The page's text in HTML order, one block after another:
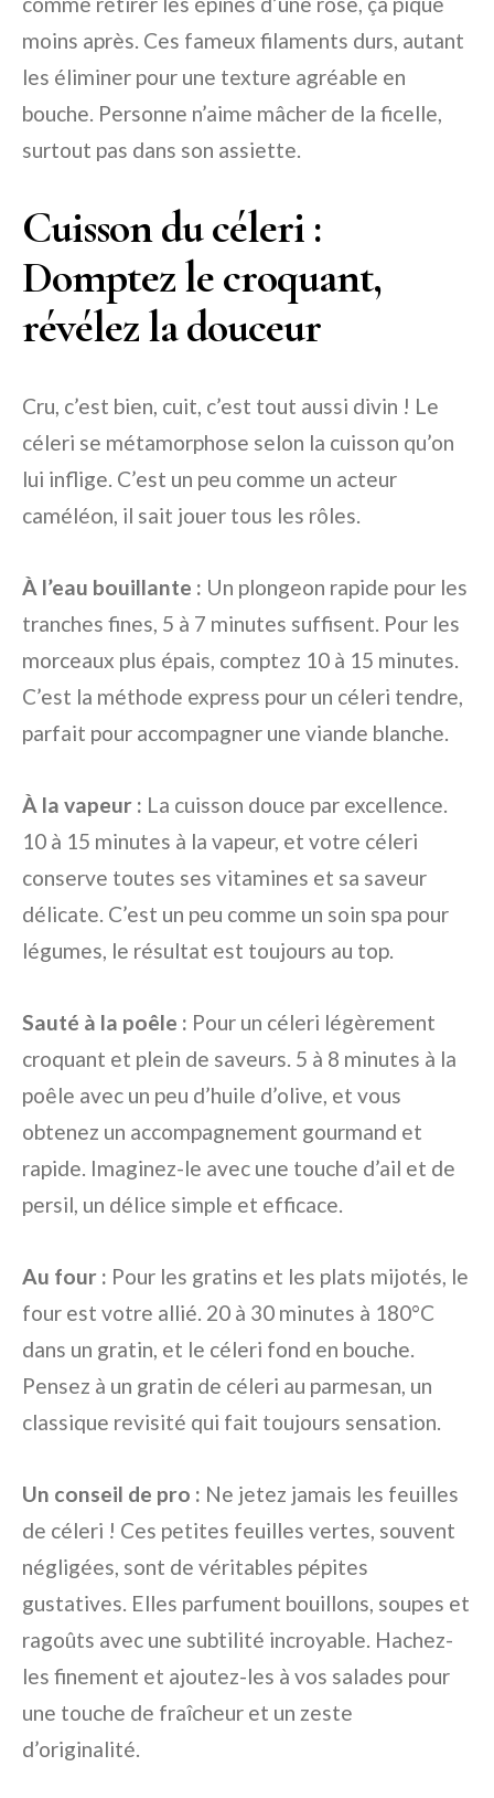
moins après. Ces fameux filaments durs, autant
les éliminer pour une texture agréable en
bouche. Personne n’aime mâcher de la ficelle,
surtout pas dans son assiette.
Cuisson du céleri :
Domptez le croquant,
révélez la douceur
Cru, c’est bien, cuit, c’est tout aussi divin ! Le
céleri se métamorphose selon la cuisson qu’on
lui inflige. C’est un peu comme un acteur
caméléon, il sait jouer tous les rôles.
À l’eau bouillante : Un plongeon rapide pour les
tranches fines, 5 à 7 minutes suffisent. Pour les
morceaux plus épais, comptez 10 à 15 minutes.
C’est la méthode express pour un céleri tendre,
parfait pour accompagner une viande blanche.
À la vapeur : La cuisson douce par excellence.
10 à 15 minutes à la vapeur, et votre céleri
conserve toutes ses vitamines et sa saveur
délicate. C’est un peu comme un soin spa pour
légumes, le résultat est toujours au top.
Sauté à la poêle : Pour un céleri légèrement
croquant et plein de saveurs. 5 à 8 minutes à la
poêle avec un peu d’huile d’olive, et vous
obtenez un accompagnement gourmand et
rapide. Imaginez-le avec une touche d’ail et de
persil, un délice simple et efficace.
Au four : Pour les gratins et les plats mijotés, le
four est votre allié. 20 à 30 minutes à 180°C
dans un gratin, et le céleri fond en bouche.
Pensez à un gratin de céleri au parmesan, un
classique revisité qui fait toujours sensation.
Un conseil de pro : Ne jetez jamais les feuilles
de céleri ! Ces petites feuilles vertes, souvent
négligées, sont de véritables pépites
gustatives. Elles parfument bouillons, soupes et
ragoûts avec une subtilité incroyable. Hachez-
les finement et ajoutez-les à vos salades pour
une touche de fraîcheur et un zeste
d’originalité.